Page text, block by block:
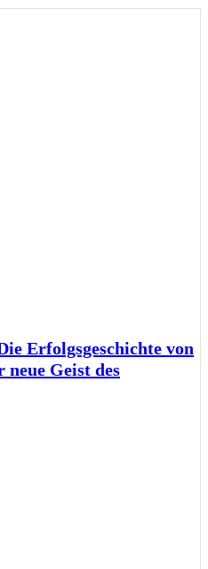
Erfolgsgeschichte von
neue Geist des